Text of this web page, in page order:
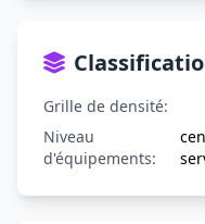
Grille de densité:
Niveau
d'équipements: